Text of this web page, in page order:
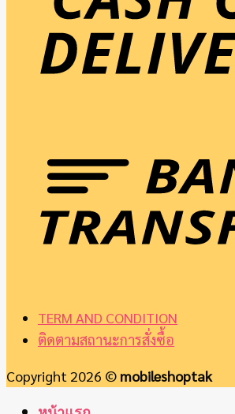
TERM AND CONDITION
ติดตามสถานะการสั่งซื้อ
Copyright 2026 © mobileshoptak